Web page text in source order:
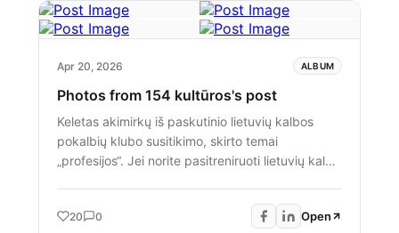
Apr 20, 2026 ALBUM
Photos from 154 kultūros's post
Keletas akimirkų iš paskutinio lietuvių kalbos
pokalbių klubo susitikimo, skirto temai
„profesijos“. Jei norite pasitreniruoti lietuvių kalbą
pat labai laukiame lietuvių, norinčių savanoriauti
ir padėti besimokantiems tobulinti jų kalbėjimo
20 0 Open